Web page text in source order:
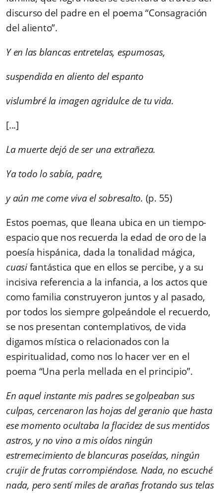
discurso del padre en el poema “Consagración
del aliento”.
Y en las blancas entretelas, espumosas,
suspendida en aliento del espanto
vislumbré la imagen agridulce de tu vida.
[...]
La muerte dejó de ser una extrañeza.
Ya todo lo sabía, padre,
y aún me come viva el sobresalto. (p. 55)
Estos poemas, que Ileana ubica en un tiempo-
espacio que nos recuerda la edad de oro de la
poesía hispánica, dada la tonalidad mágica,
cuasifantástica que en ellos se percibe, y a su
incisiva referencia a la infancia, a los actos que
como familia construyeron juntos y al pasado,
por todos los siempre golpeándole el recuerdo,
se nos presentan contemplativos, de vida
digamos mística o relacionados con la
espiritualidad, como nos lo hacer ver en el
poema “Una perla mellada en el principio”.
En aquel instante mis padres se golpeaban sus
culpas, cercenaron las hojas del geranio que hasta
ese momento ocultaba la flacidez de sus mentidos
astros, y no vino a mis oídos ningún
estremecimiento de blancuras poseídas, ningún
crujir de frutas corrompiéndose. Nada, no escuché
nada, pero sentí miles de arañas frotando sus telas